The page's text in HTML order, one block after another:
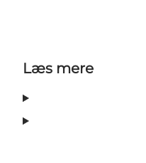
Læs mere